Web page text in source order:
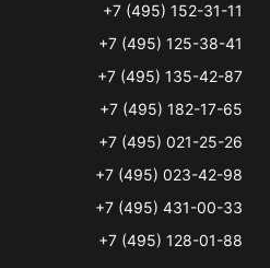
+7 (495) 152-31-11
+7 (495) 125-38-41
+7 (495) 135-42-87
+7 (495) 182-17-65
+7 (495) 021-25-26
+7 (495) 023-42-98
+7 (495) 431-00-33
+7 (495) 128-01-88